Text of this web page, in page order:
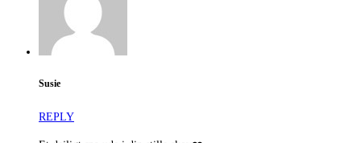
Susie
REPLY